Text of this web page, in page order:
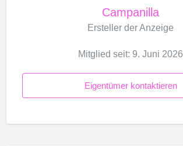
Campanilla
Ersteller der Anzeige
Mitglied seit: 9. Juni 2026
Eigentümer kontaktieren